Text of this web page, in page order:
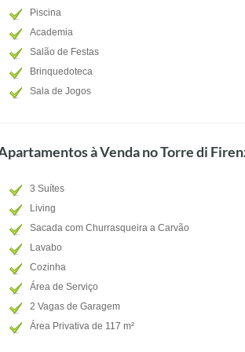
Piscina
Academia
Salão de Festas
Brinquedoteca
Sala de Jogos
à Venda no Torre di
3 Suítes
Living
Sacada com Churrasqueira a Carvão
Lavabo
Cozinha
Área de Serviço
2 Vagas de Garagem
Área Privativa de 117 m²